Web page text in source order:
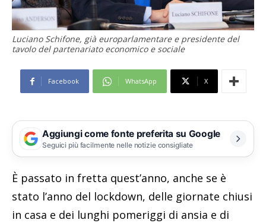
Luciano Schifone, già europarlamentare e presidente del
tavolo del partenariato economico e sociale
Facebook WhatsApp X
Aggiungi come fonte preferita su Google
Seguici più facilmente nelle notizie consigliate
È passato in fretta quest’anno, anche se è
stato l’anno del lockdown, delle giornate chiusi
in casa e dei lunghi pomeriggi di ansia e di